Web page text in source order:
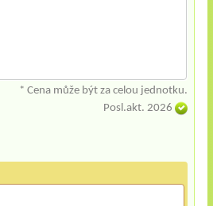
* Cena může být za celou jednotku.
Posl.akt. 2026